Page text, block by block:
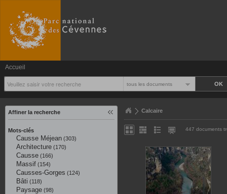
Accueil
tous les documents
Affiner la recherche
Mots-clés
Causse Méjean (303)
Architecture (170)
Causse (166)
Massif (154)
Causses-Gorges (124)
Bâti (118)
Paysage (98)
Calcaire
447 documents